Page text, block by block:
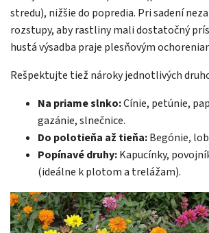
stredu), nižšie do popredia. Pri sadení
rozstupy, aby rastliny mali dostatočný
hustá výsadba praje plesňovým
Rešpektujte tiež nároky jednotlivých
Na priame slnko:Cínie, petúnie,
gazánie, slnečnice.
Do polotieňa až tieňa:Begónie,
Popínavé druhy:Kapucínky,
(ideálne k plotom a trelážam).